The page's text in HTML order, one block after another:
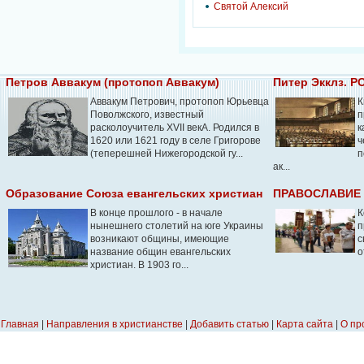
Святой Алексий
Петров Аввакум (протопоп Аввакум)
Аввакум Петрович, протопоп Юрьевца
Поволжского, известный
расколоучитель XVII векА. Родился в
1620 или 1621 году в селе Григорове
(теперешней Нижегородской гу...
Питер Экклз.
ак...
Образование Союза евангельских христиан
В конце прошлого - в начале
нынешнего столетий на юге Украины
возникают общины, имеющие
название общин евангельских
христиан. В 1903 го...
ПРАВОСЛАВИЕ
Главная Направления в христианстве Добавить статью Карта сайта О